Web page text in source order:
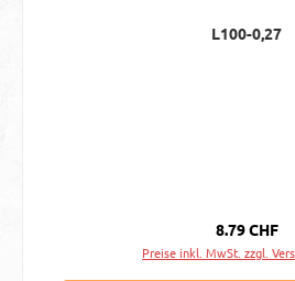
L100-0,27
Regulärer
8.79 CHF
Preise inkl. MwSt. zzgl.